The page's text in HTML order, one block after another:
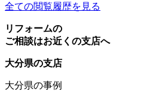
全ての閲覧履歴を見る
リフォームの
ご相談はお近くの支店へ
大分県の支店
大分県の事例